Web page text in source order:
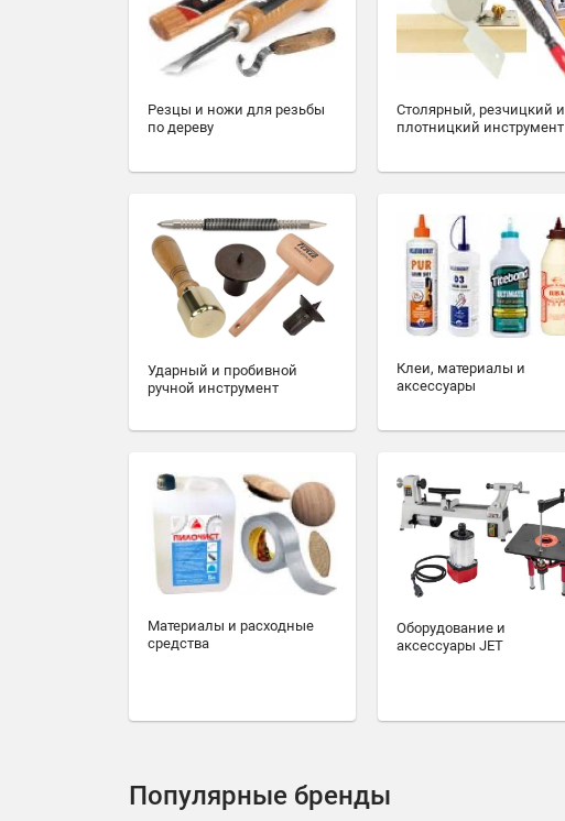
Резцы и ножи для резьбы
по дереву
Столярный, резчицкий и
плотницкий инструмент
Ударный и пробивной
ручной инструмент
Клеи, материалы и
аксессуары
Материалы и расходные
средства
Оборудование и
аксессуары JET
Популярные бренды